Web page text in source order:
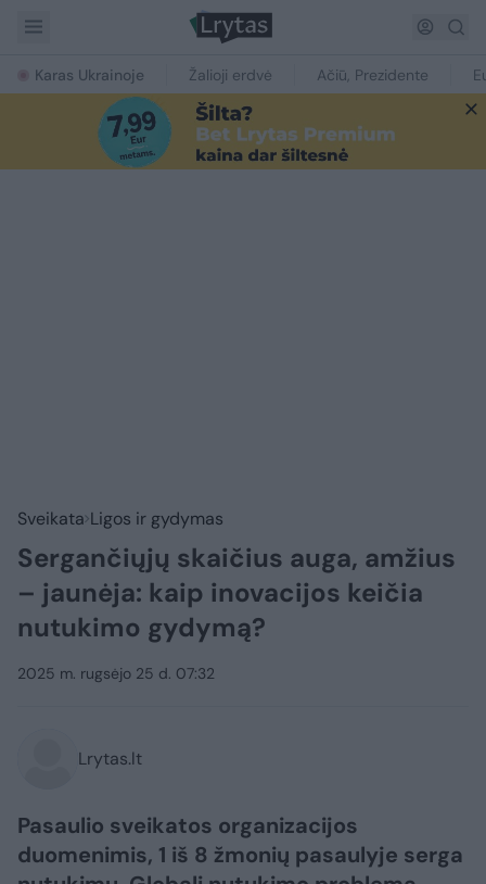
Karas Ukrainoje Žalioji erdvė Ačiū, Prezidente
Sveikata Ligos ir gydymas
Sergančiųjų skaičius auga, amžius
– jaunėja: kaip inovacijos keičia
nutukimo gydymą?
2025 m. rugsėjo 25 d. 07:32
Lrytas.lt
Pasaulio sveikatos organizacijos
duomenimis, 1 iš 8 žmonių pasaulyje serga